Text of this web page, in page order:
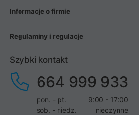
Informacje o firmie
Regulaminy i regulacje
Szybki kontakt
664 999 933
pon. - pt.
9:00 - 17:00
sob. - niedz.
nieczynne